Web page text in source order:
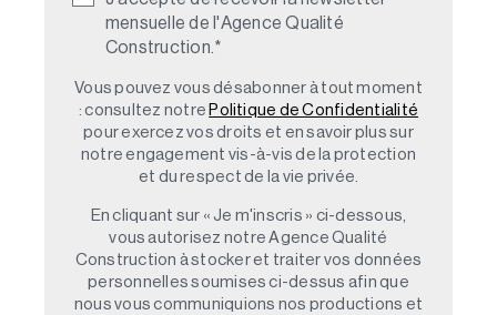
mensuelle de l'Agence Qualité
Construction. *
Vous pouvez vous désabonner à tout moment
: consultez notre Politique de Confidentialité
pour exercez vos droits et en savoir plus sur
notre engagement vis-à-vis de la protection
et du respect de la vie privée.
En cliquant sur « Je m'inscris » ci-dessous,
vous autorisez notre Agence Qualité
Construction à stocker et traiter vos données
personnelles soumises ci-dessus afin que
nous vous communiquions nos productions et